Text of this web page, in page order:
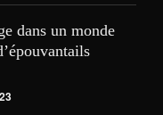
dans un monde